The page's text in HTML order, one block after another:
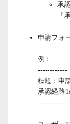
承
「
申請フォ
例：
------------
標題：申
承認経路
------------